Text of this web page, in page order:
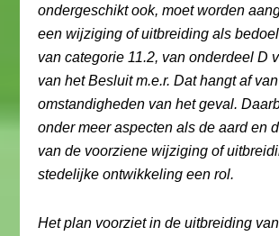
ondergeschikt ook, moet worden
een wijziging of uitbreiding als
van categorie 11.2, van onderdeel D
van het Besluit m.e.r. Dat hangt af
omstandigheden van het geval.
onder meer aspecten als de aard en
van de voorziene wijziging of
stedelijke ontwikkeling een rol.
Het plan voorziet in de uitbreiding